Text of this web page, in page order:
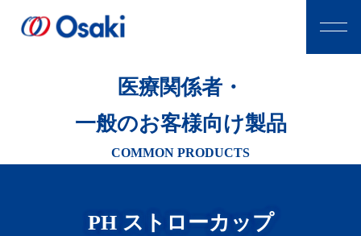
医療関係者・
一般のお客様向け製品
COMMON PRODUCTS
PH ストローカップ